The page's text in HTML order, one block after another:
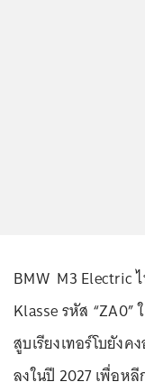
BMW M3 Electric
Klasse รหัส “ZA0”
สูบเรียงเทอร์โบยัง
ลงในปี 2027 เพื่อห